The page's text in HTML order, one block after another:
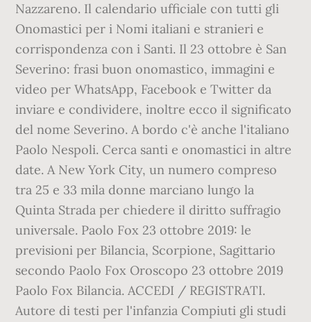
Nazzareno. Il calendario ufficiale con tutti gli
Onomastici per i Nomi italiani e stranieri e
corrispondenza con i Santi. Il 23 ottobre è San
Severino: frasi buon onomastico, immagini e
video per WhatsApp, Facebook e Twitter da
inviare e condividere, inoltre ecco il significato
del nome Severino. A bordo c'è anche l'italiano
Paolo Nespoli. Cerca santi e onomastici in altre
date. A New York City, un numero compreso
tra 25 e 33 mila donne marciano lungo la
Quinta Strada per chiedere il diritto suffragio
universale. Paolo Fox 23 ottobre 2019: le
previsioni per Bilancia, Scorpione, Sagittario
secondo Paolo Fox Oroscopo 23 ottobre 2019
Paolo Fox Bilancia. ACCEDI / REGISTRATI.
Autore di testi per l'infanzia Compiuti gli studi